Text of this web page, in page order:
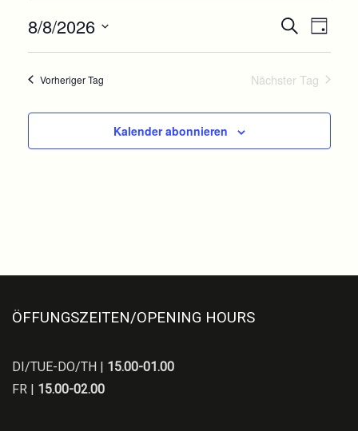
August
8,
und
Suche
Tag
8/8/2026
Datum
wählen.
Vorheriger Tag Nächster Tag
Kalender abonnieren
ÖFFUNGSZEITEN/OPENING HOURS
DI/TUE-DO/TH | 15.00-01.00
FR | 15.00-02.00